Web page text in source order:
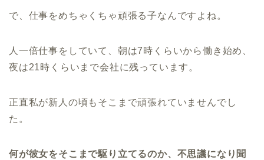
で、仕事をめちゃくちゃ頑張る子なんですよね。
人一倍仕事をしていて、朝は7時くらいから働き始め、
夜は21時くらいまで会社に残っています。
正直私が新人の頃もそこまで頑張れていませんでし
た。
何が彼女をそこまで駆り立てるのか、不思議になり聞